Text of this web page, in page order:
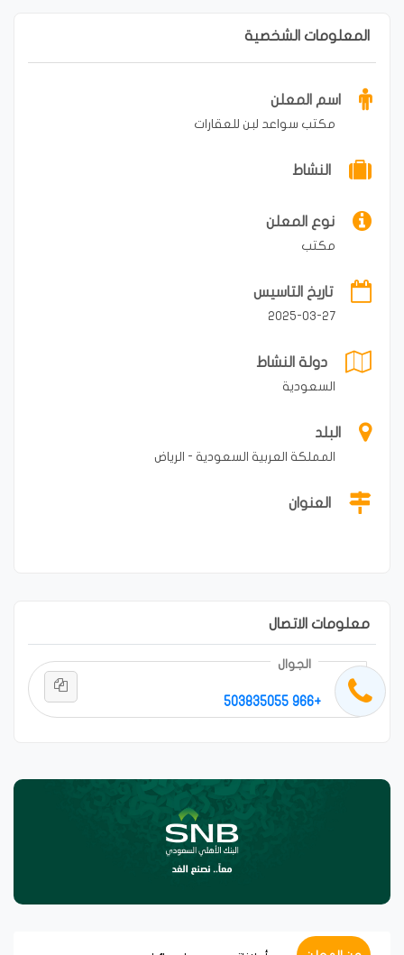
المعلومات الشخصية
اسم المعلن
مكتب سواعد لبن للعقارات
النشاط
نوع المعلن
مكتب
تاريخ التاسيس
2025-03-27
دولة النشاط
السعودية
البلد
المملكة العربية السعودية - الرياض
العنوان
معلومات الاتصال
+966 503835055
الجوال